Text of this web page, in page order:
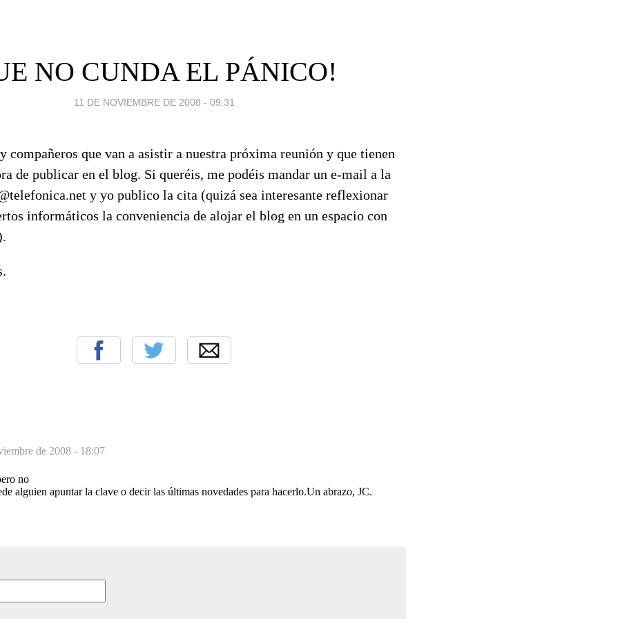
NO CUNDA EL PÁNICO!
11 DE NOVIEMBRE DE 2008 - 09:31
compañeros que van a asistir a nuestra próxima reunión y que tienen
de publicar en el blog. Si queréis, me podéis mandar un e-mail a la
y yo publico la cita (quizá sea interesante reflexionar
informáticos la conveniencia de alojar el blog en un espacio con
de 2008 - 18:07
no
alguien apuntar la clave o decir las últimas novedades para hacerlo.Un abrazo, JC.